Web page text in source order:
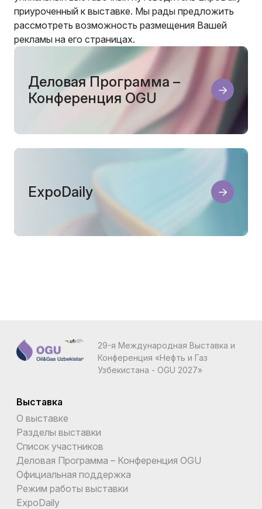
приуроченный к выставке. Мы рады предложить
рассмотреть возможность размещения Вашей
рекламы на его страницах.
Деловая Программа –
Конференция OGU
ExpoDaily
29-я Международная Выставка и
Конференция «Нефть и Газ
Узбекистана - OGU 2027»
Выставка
О выставке
Разделы выставки
Список участников
Деловая Программа – Конференция OGU
Официальная поддержка
Режим работы выставки
ExpoDaily